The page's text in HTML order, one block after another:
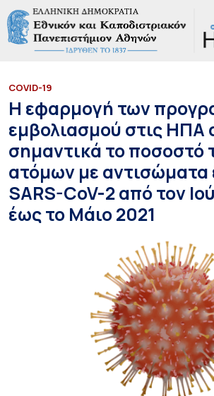
COVID-19
Η εφαρμογή των
εμβολιασμού στις ΗΠΑ
σημαντικά το ποσοστό
ατόμων με αντισώματα
SARS-CoV-2 από τον
έως το Μάιο 2021